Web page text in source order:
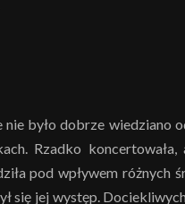
nie było dobrze wiedziano
Rzadko
pod wpływem różnych
się jej występ.